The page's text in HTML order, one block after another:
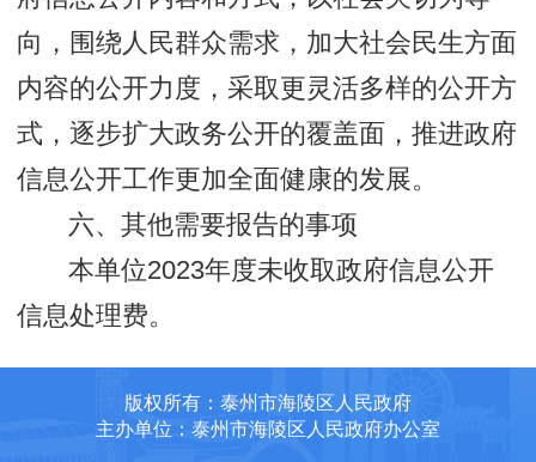
向，围绕人民群众需求，加大社会民生方面
内容的公开力度，采取更灵活多样的公开方
式，逐步扩大政务公开的覆盖面，推进政府
信息公开工作更加全面健康的发展。
六、其他需要报告的事项
本单位2023年度未收取政府信息公开
信息处理费。
版权所有：泰州市海陵区人民政府
主办单位：泰州市海陵区人民政府办公室